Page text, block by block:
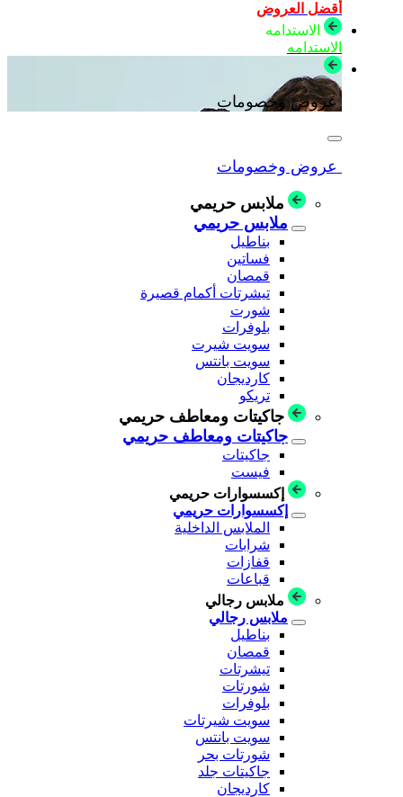
أقضل العروض
الاستدامه
الاستدامه
عروض وخصومات
عروض وخصومات
ملابس حريمي
ملابس حريمي
بناطيل
فساتين
قمصان
تيشرتات أكمام قصيرة
شورت
بلوفرات
سويت شيرت
سويت بانتس
كارديجان
تريكو
جاكيتات ومعاطف حريمي
جاكيتات ومعاطف حريمي
جاكيتات
فيست
إكسسوارات حريمي
إكسسوارات حريمي
الملابس الداخلية
شرابات
قفازات
قباعات
ملابس رجالي
ملابس رجالي
بناطيل
قمصان
تيشرتات
شورتات
بلوفرات
سويت شيرتات
سويت بانتس
شورتات بحر
جاكيتات جلد
كارديجان